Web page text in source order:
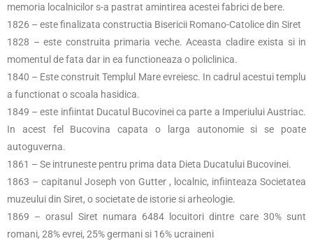
memoria localnicilor s-a pastrat amintirea acestei fabrici de bere.
1826 – este finalizata constructia Bisericii Romano-Catolice din Siret
1828 – este construita primaria veche. Aceasta cladire exista si in
momentul de fata dar in ea functioneaza o policlinica.
1840 – Este construit Templul Mare evreiesc. In cadrul acestui templu
a functionat o scoala hasidica.
1849 – este infiintat Ducatul Bucovinei ca parte a Imperiului Austriac.
In acest fel Bucovina capata o larga autonomie si se poate
autoguverna.
1861 – Se intruneste pentru prima data Dieta Ducatului Bucovinei.
1863 – capitanul Joseph von Gutter , localnic, infiinteaza Societatea
muzeului din Siret, o societate de istorie si arheologie.
1869 – orasul Siret numara 6484 locuitori dintre care 30% sunt
romani, 28% evrei, 25% germani si 16% ucraineni